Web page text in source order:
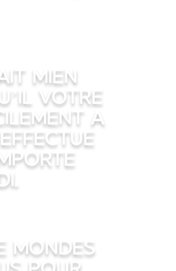
mien
votre
a
mondes